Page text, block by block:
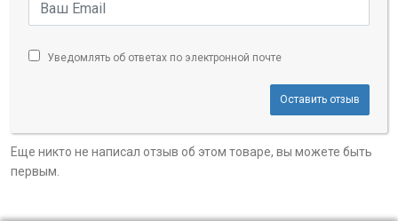
Уведомлять об ответах по электронной почте
Оставить отзыв
Еще никто не написал отзыв об этом товаре, вы можете быть
первым.